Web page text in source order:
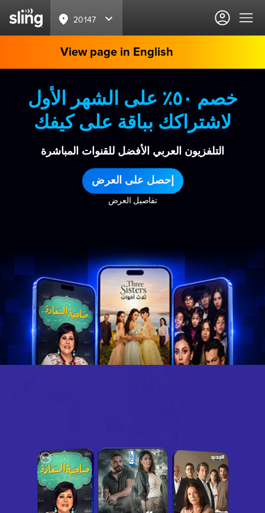
20147
View page in English
خصم ٥٠٪ على الشهر الأول
لاشتراكك بباقة على كيفك
التلفزيون العربي الأفضل للقنوات المباشرة
إحصل على العرض
تفاصيل العرض